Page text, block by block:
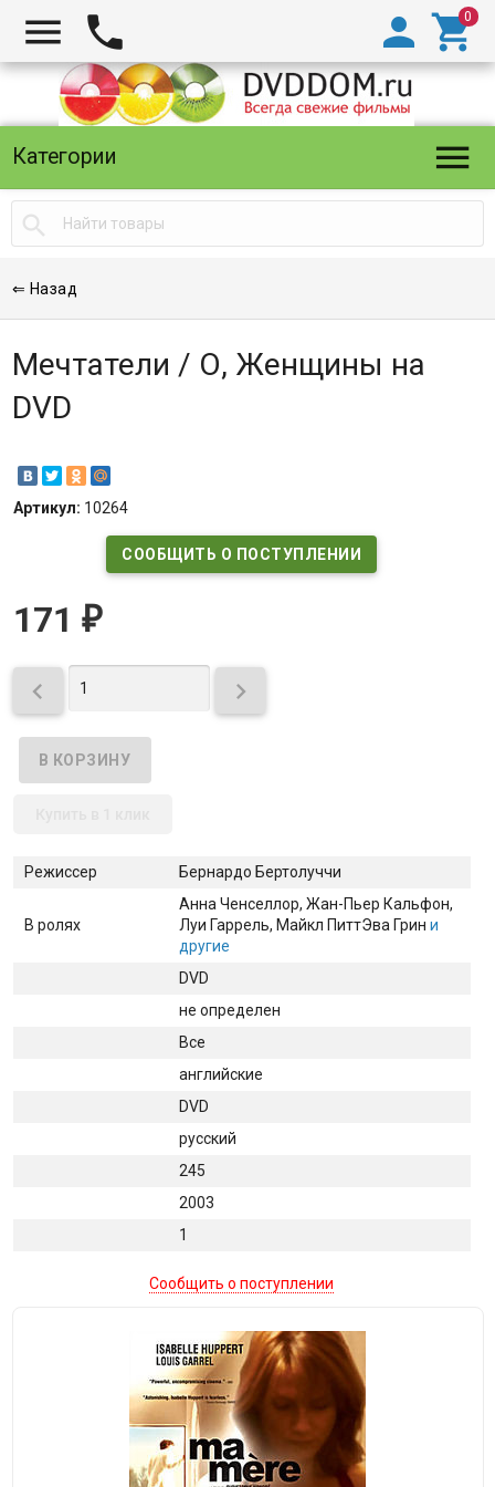
  

Категории 

⇐ Назад
Мечтатели / О, Женщины на
DVD
Артикул: 10264
СООБЩИТЬ О ПОСТУПЛЕНИИ
171 ₽
 
Режиссер Бернардо Бертолуччи
В ролях
Анна Ченселлор, Жан-Пьер Кальфон,
Луи Гаррель, Майкл ПиттЭва Грин и
другие
DVD
не определен
Все
английские
DVD
русский
245
2003
1
Сообщить о поступлении